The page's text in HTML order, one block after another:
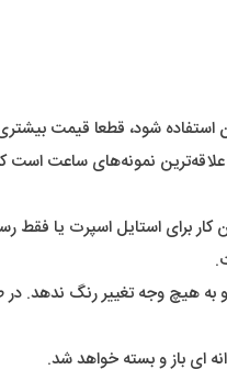
نمونه‌های ساعت است
کار برای استایل اسپرت یا
به هیچ وجه تغییر رنگ ندهد.
ای باز و بسته خواهد شد.